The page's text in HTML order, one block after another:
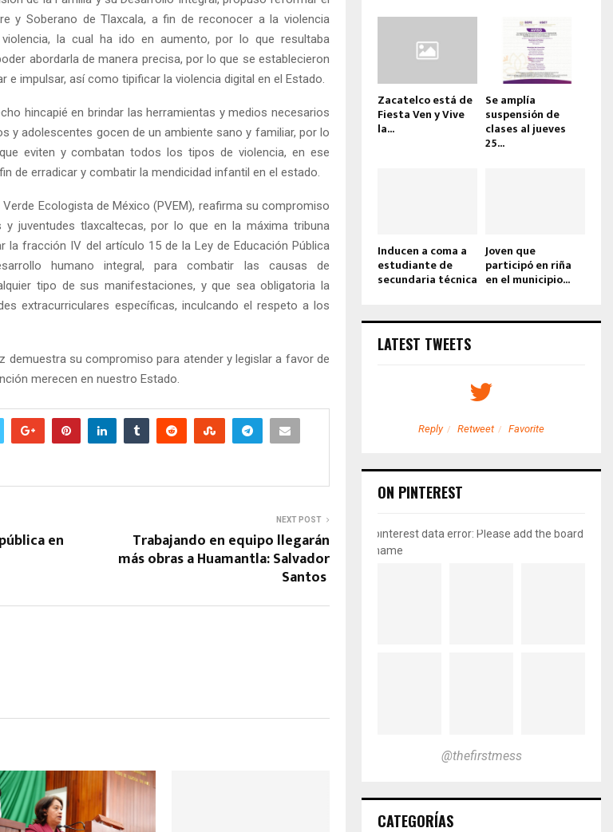
y Soberano de Tlaxcala, a fin de reconocer a la violencia
la cual ha ido en aumento, por lo que resultaba
abordarla de manera precisa, por lo que se establecieron
impulsar, así como tipificar la violencia digital en el Estado.
hincapié en brindar las herramientas y medios necesarios
y adolescentes gocen de un ambiente sano y familiar, por lo
eviten y combatan todos los tipos de violencia, en ese
de erradicar y combatir la mendicidad infantil en el estado.
Ecologista de México (PVEM), reafirma su compromiso
juventudes tlaxcaltecas, por lo que en la máxima tribuna
la fracción IV del artículo 15 de la Ley de Educación Pública
humano integral, para combatir las causas de
tipo de sus manifestaciones, y que sea obligatoria la
extracurriculares específicas, inculcando el respeto a los
demuestra su compromiso para atender y legislar a favor de
merecen en nuestro Estado.
en
NEXT POST
Trabajando en equipo llegarán
más obras a Huamantla: Salvador
Santos
Zacatelco está de
Fiesta Ven y Vive
la...
Se amplía
suspensión de
clases al jueves
25...
Inducen a coma a
estudiante de
secundaria técnica
Joven que
participó en riña
en el municipio...
LATEST TWEETS
Reply Retweet Favorite Reply Retweet Reply Retweet Favorite
ON PINTEREST
pinterest data error: Please add the board
name
@thefirstmess
CATEGORÍAS